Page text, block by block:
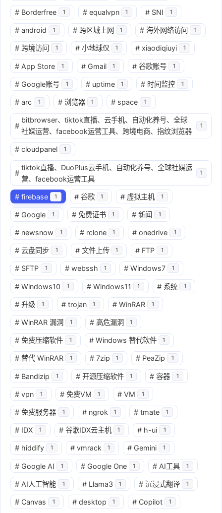
# Borderfree 1 # equalvpn 1 # SNI 1
# android 1 # 跨区域上网 1 # 海外网络访问 1
# 跨境访问 1 # 小地球仪 1 # xiaodiqiuyi 1
# App Store 1 # Gmail 1 # 谷歌账号 1
# Google账号 1 # uptime 1 # 时间监控 1
# arc 1 # 浏览器 1 # space 1
#
bitbrowser、tiktok直播、云手机、自动化养号、全球
社媒运营、facebook运营工具、跨境电商、指纹浏览器
1
# cloudpanel 1
#
tiktok直播、DuoPlus云手机、自动化养号、全球社媒运
营、facebook运营工具
1
# firebase 1 # 谷歌 1 # 虚拟主机 1
# Google 1 # 免费证书 1 # 新闻 1
# newsnow 1 # rclone 1 # onedrive 1
# 云盘同步 1 # 文件上传 1 # FTP 1
# SFTP 1 # webssh 1 # Windows7 1
# Windows10 1 # Windows11 1 # 系统 1
# 升级 1 # trojan 1 # WinRAR 1
# WinRAR 漏洞 1 # 高危漏洞 1
# 免费压缩软件 1 # Windows 替代软件 1
# 替代 WinRAR 1 # 7zip 1 # PeaZip 1
# Bandizip 1 # 开源压缩软件 1 # 容器 1
# vpn 1 # 免费VM 1 # VM 1
# 免费服务器 1 # ngrok 1 # tmate 1
# IDX 1 # 谷歌IDX云主机 1 # h-ui 1
# hiddify 1 # vmrack 1 # Gemini 1
# Google AI 1 # Google One 1 # AI工具 1
# AI人工智能 1 # Llama3 1 # 沉浸式翻译 1
# Canvas 1 # desktop 1 # Copilot 1